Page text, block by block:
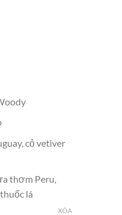
cỏ vetiver
thơm Peru,
lá
XÓA